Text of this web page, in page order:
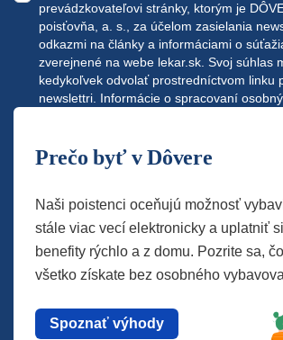
prevádzkovateľovi stránky, ktorým je
poisťovňa, a. s., za účelom zasielania
odkazmi na články a informáciami o
zverejnené na webe lekar.sk . Svoj súhlas
kedykoľvek odvolať prostredníctvom linku
newslettri. Informácie o spracovaní
Prečo byť v Dôvere
Naši poistenci oceňujú možnosť
stále viac vecí elektronicky a uplatniť si
benefity rýchlo a z domu. Pozrite sa, čo
všetko získate bez osobného
Spoznať výhody